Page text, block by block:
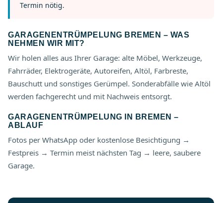
Termin nötig.
GARAGENENTRÜMPELUNG BREMEN – WAS
NEHMEN WIR MIT?
Wir holen alles aus Ihrer Garage: alte Möbel, Werkzeuge,
Fahrräder, Elektrogeräte, Autoreifen, Altöl, Farbreste,
Bauschutt und sonstiges Gerümpel. Sonderabfälle wie Altöl
werden fachgerecht und mit Nachweis entsorgt.
GARAGENENTRÜMPELUNG IN BREMEN –
ABLAUF
Fotos per WhatsApp oder kostenlose Besichtigung →
Festpreis → Termin meist nächsten Tag → leere, saubere
Garage.